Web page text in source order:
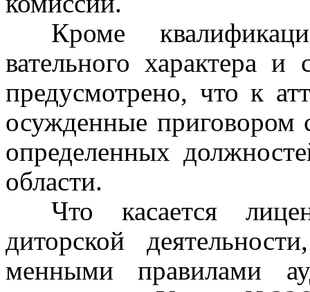
Кроме
вательного характера и
предусмотрено, что к
осужденные приговором
определенных
области.
Что касается
диторской
менными правилами